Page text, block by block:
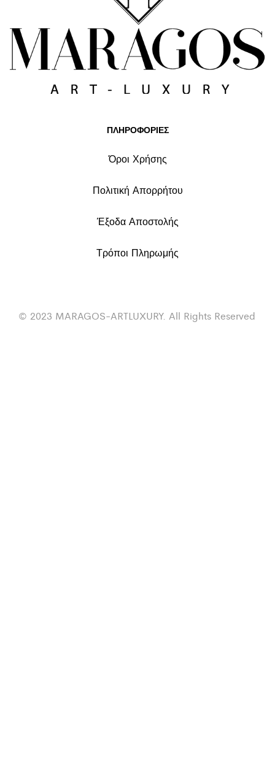
ΠΛΗΡΟΦΟΡΙΕΣ
Όροι Χρήσης
Πολιτική Απορρήτου
Έξοδα Αποστολής
Τρόποι Πληρωμής
© 2023 MARAGOS-ARTLUXURY. All Rights Reserved